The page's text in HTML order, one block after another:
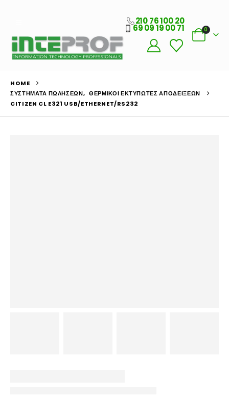
210 76 100 20
69 09 19 00 71 0
HOME
ΣΥΣΤΉΜΑΤΑ ΠΩΛΉΣΕΩΝ, ΘΕΡΜΙΚΟΊ ΕΚΤΥΠΩΤΈΣ ΑΠΟΔΕΊΞΕΩΝ
CITIZEN CL E321 USB/ETHERNET/RS232